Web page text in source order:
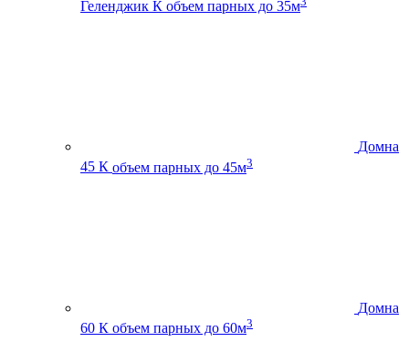
Геленджик К объем парных до 35м
Домна
45 К объем парных до 45м3
Домна
60 К объем парных до 60м3